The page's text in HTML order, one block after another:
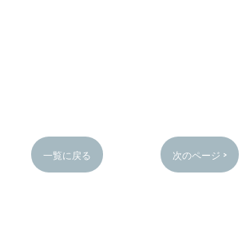
一覧に戻る 次のページ >